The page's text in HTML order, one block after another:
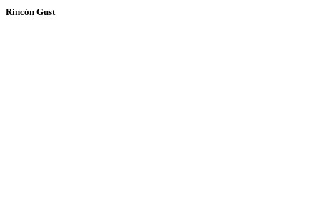
Rincón Gust